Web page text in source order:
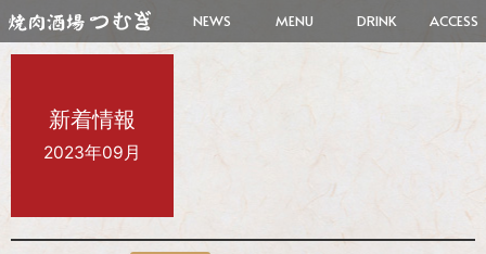
新着情報
2023年09月
NEWS MENU DRINK ACCESS